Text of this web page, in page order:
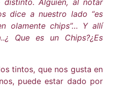
Alguien, al notar
dice a nuestro lado “es
olamente chips”… Y allí
Que es un Chips?¿Es
tintos, que nos gusta en
puede estar dado por